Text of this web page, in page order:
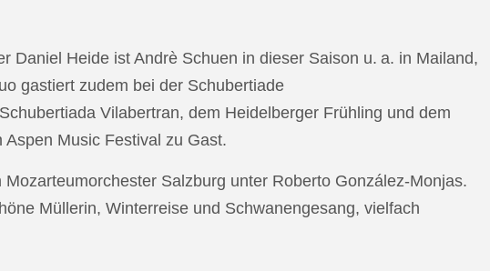
Heide ist Andrè Schuen in dieser Saison u. a. in Mailand,
gastiert zudem bei der Schubertiade
Vilabertran, dem Heidelberger Frühling und dem
Music Festival zu Gast.
Salzburg unter Roberto González-Monjas.
Müllerin, Winterreise und Schwanengesang, vielfach